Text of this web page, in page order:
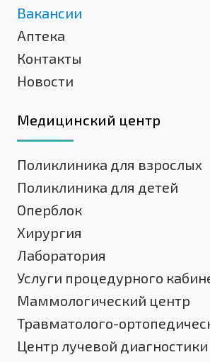
Вакансии
Аптека
Контакты
Новости
Медицинский центр
Поликлиника для взрослых
Поликлиника для детей
Оперблок
Хирургия
Лаборатория
Услуги процедурного
Маммологический центр
Травматолого-
Центр лучевой диагностики